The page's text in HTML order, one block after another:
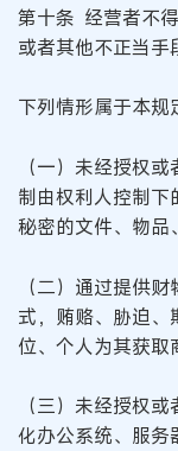
第十条 经营者不
或者其他不正当手
下列情形属于本规
（一）未经授权
制由权利人控制下
秘密的文件、物品
（二）通过提供
式，贿赂、胁迫、
位、个人为其获取
（三）未经授权
化办公系统、服务